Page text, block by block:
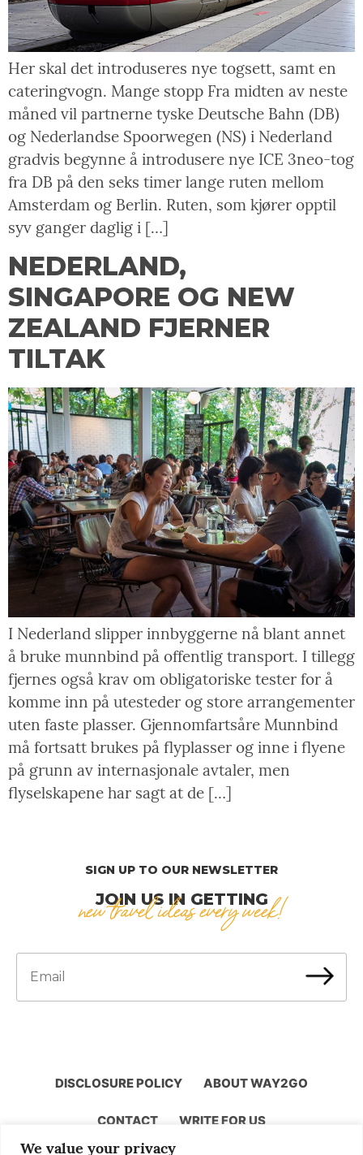
We value your privacy
Her skal det introduseres nye togsett, samt en
cateringvogn. Mange stopp Fra midten av neste
måned vil partnerne tyske Deutsche Bahn (DB)
og Nederlandse Spoorwegen (NS) i Nederland
gradvis begynne å introdusere nye ICE 3neo-tog
fra DB på den seks timer lange ruten mellom
Amsterdam og Berlin. Ruten, som kjører opptil
syv ganger daglig i […]
NEDERLAND,
SINGAPORE OG NEW
ZEALAND FJERNER
TILTAK
I Nederland slipper innbyggerne nå blant annet
å bruke munnbind på offentlig transport. I tillegg
fjernes også krav om obligatoriske tester for å
komme inn på utesteder og store arrangementer
uten faste plasser. Gjennomfartsåre Munnbind
må fortsatt brukes på flyplasser og inne i flyene
på grunn av internasjonale avtaler, men
flyselskapene har sagt at de […]
SIGN UP TO OUR NEWSLETTER
JOIN US IN GETTING
new travel ideas every week!
DISCLOSURE POLICY ABOUT WAY2GO
CONTACT WRITE FOR US